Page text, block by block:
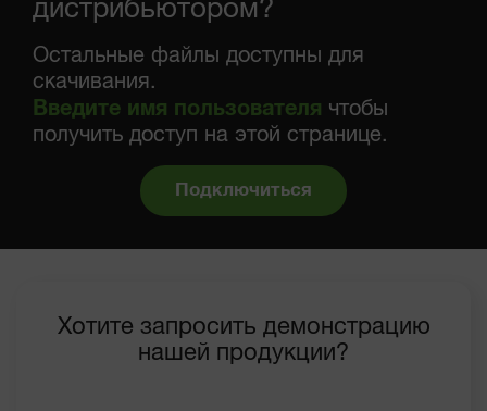
дистрибьютором?
Остальные файлы доступны для
скачивания.
Введите имя пользователя чтобы
получить доступ на этой странице.
Подключиться
Хотите запросить демонстрацию
нашей продукции?